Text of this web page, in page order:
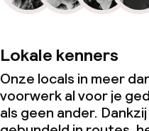
Lokale kenners
Onze locals in meer
voorwerk al voor je
als geen ander.